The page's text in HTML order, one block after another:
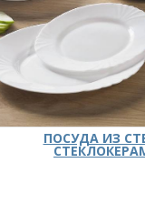
ПОСУДА ИЗ